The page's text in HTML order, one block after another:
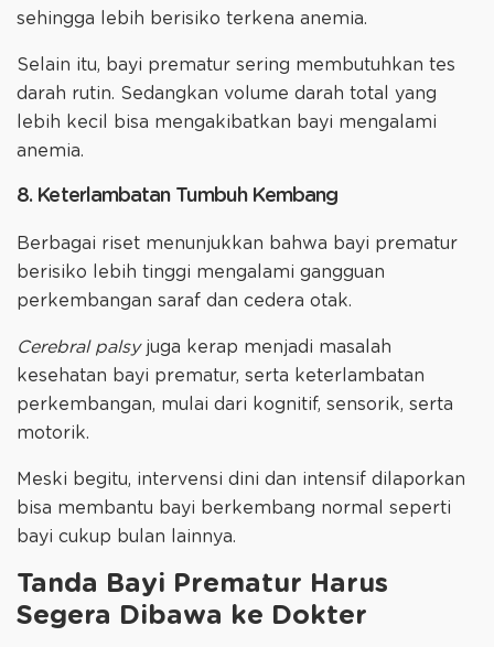
sehingga lebih berisiko terkena anemia.
Selain itu, bayi prematur sering membutuhkan tes
darah rutin. Sedangkan volume darah total yang
lebih kecil bisa mengakibatkan bayi mengalami
anemia.
8. Keterlambatan Tumbuh Kembang
Berbagai riset menunjukkan bahwa bayi prematur
berisiko lebih tinggi mengalami gangguan
perkembangan saraf dan cedera otak.
Cerebral palsyjuga kerap menjadi masalah
kesehatan bayi prematur, serta keterlambatan
perkembangan, mulai dari kognitif, sensorik, serta
motorik.
Meski begitu, intervensi dini dan intensif dilaporkan
bisa membantu bayi berkembang normal seperti
bayi cukup bulan lainnya.
Tanda Bayi Prematur Harus
Segera Dibawa ke Dokter